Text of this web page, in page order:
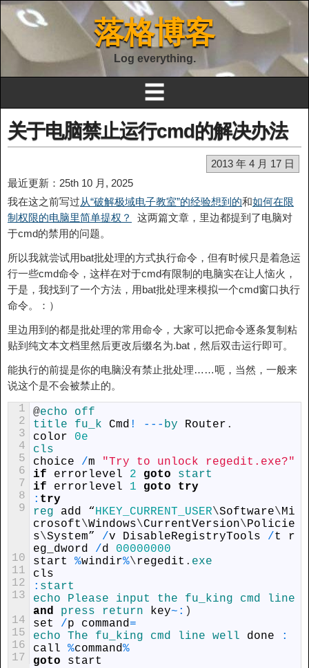
落格博客
Log everything.
☰
关于电脑禁止运行cmd的解决办法
2013 年 4 月 17 日
最近更新：25th 10 月, 2025
我在这之前写过从“破解极域电子教室”的经验想到的和如何在限
制权限的电脑里简单提权？
这两篇文章，里边都提到了电脑对
于cmd的禁用的问题。
所以我就尝试用bat批处理的方式执行命令，但有时候只是着急运
行一些cmd命令，这样在对于cmd有限制的电脑实在让人恼火，
于是，我找到了一个方法，用bat批处理来模拟一个cmd窗口执行
命令。：）
里边用到的都是批处理的常用命令，大家可以把命令逐条复制粘
贴到纯文本文档里然后更改后缀名为.bat，然后双击运行即可。
能执行的前提是你的电脑没有禁止批处理……呃，当然，一般来
说这个是不会被禁止的。
1
2
3
4
5
6
7
8
9
10
11
12
13
14
15
16
17
@echo
off
title fu_k Cmd ! -- - by Router .
color
0e
cls
choice
/m
"Try to unlock regedit.exe?"
if
errorlevel 2 goto
start
if
errorlevel 1 goto
try
: try
reg add “HKEY_CURRENT_USER\Software\Mi
crosoft\Windows\CurrentVersion\Policie
s\System” /v DisableRegistryTools /t
r
eg_dword
/d
00000000
start
%windir%\regedit . exe
cls
: start
echo
Please input the fu_king cmd
and
press return key~ : )
set
/p command=
echo
The fu_king cmd line well done
:
call
%command%
goto
start